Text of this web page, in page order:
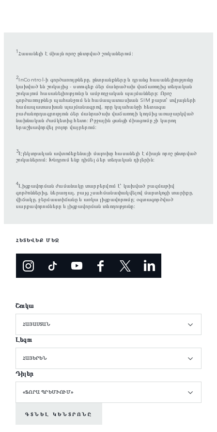
1 Հասանելի է միայն որոշ ընտրված շուկաներում։
2InControl-ի գործառույթները, ընտրանքները և դրանց հասանելիությունը
կախված են շուկայից - ստուգեք ձեր մանրածախ վաճառողից տեղական
շուկայում հասանելիությունը և ամբողջական պայմանները։ Որոշ
գործառույթներ պահանջում են համապատասխան SIM քարտ՝ տվյալների
համապատասխան պայմանագրով, որը կպահանջի հետագա
բաժանորդագրություն ձեր մանրածախ վաճառողի կողմից առաջարկված
նախնական ժամկետից հետո: Բջջային ցանցի միացումը չի կարող
երաշխավորվել բոլոր վայրերում:
3Էլեկտրական ավտոմեքենայի մալուխը հասանելի է միայն որոշ ընտրված
շուկաներում։ Խնդրում ենք դիմել ձեր տեղական դիլերին։
4Լիցքավորման ժամանակը տարբերվում է՝ կախված բազմաթիվ
գործոններից, ներառյալ, բայց չսահմանափակվելով մարտկոցի տարիքը,
վիճակը, ջերմաստիճանը և առկա լիցքավորումը; օգտագործված
սարքավորումները և լիցքավորման տևողությունը:
ՀԵՏԵՎԵՔ ՄԵԶ
Շուկա
ՀԱՅԱՍՏԱՆ
Լեզու
ՀԱՅԵՐԵՆ
Դիլեր
«ՖՈՐԱ ՊՐԵՄԻՈՒՄ»
ԳՏՆԵԼ ԿԵՆՏՐՈՆԸ